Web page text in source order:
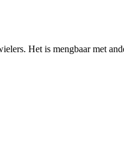
Het is mengbaar met